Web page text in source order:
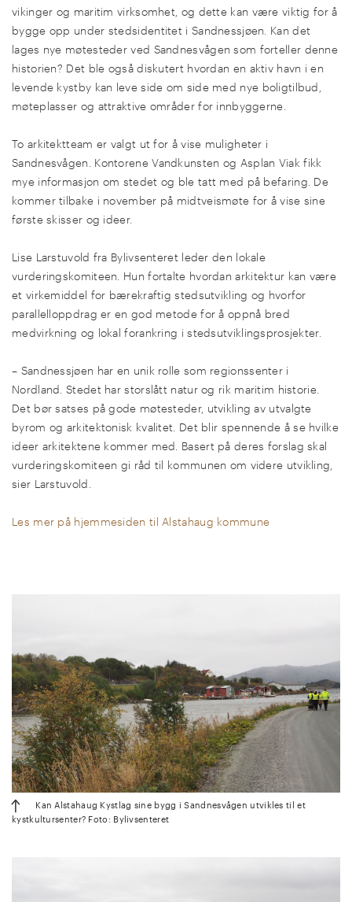
vikinger og maritim virksomhet, og dette kan være viktig for å
bygge opp under stedsidentitet i Sandnessjøen. Kan det
lages nye møtesteder ved Sandnesvågen som forteller denne
historien? Det ble også diskutert hvordan en aktiv havn i en
levende kystby kan leve side om side med nye boligtilbud,
møteplasser og attraktive områder for innbyggerne.
To arkitektteam er valgt ut for å vise muligheter i
Sandnesvågen. Kontorene Vandkunsten og Asplan Viak fikk
mye informasjon om stedet og ble tatt med på befaring. De
kommer tilbake i november på midtveismøte for å vise sine
første skisser og ideer.
Lise Larstuvold fra Bylivsenteret leder den lokale
vurderingskomiteen. Hun fortalte hvordan arkitektur kan være
et virkemiddel for bærekraftig stedsutvikling og hvorfor
parallelloppdrag er en god metode for å oppnå bred
medvirkning og lokal forankring i stedsutviklingsprosjekter.
– Sandnessjøen har en unik rolle som regionssenter i
Nordland. Stedet har storslått natur og rik maritim historie.
Det bør satses på gode møtesteder, utvikling av utvalgte
byrom og arkitektonisk kvalitet. Det blir spennende å se hvilke
ideer arkitektene kommer med. Basert på deres forslag skal
vurderingskomiteen gi råd til kommunen om videre utvikling,
sier Larstuvold.
Les mer på hjemmesiden til Alstahaug kommune
Kan Alstahaug Kystlag sine bygg i Sandnesvågen utvikles til et
kystkultursenter? Foto: Bylivsenteret